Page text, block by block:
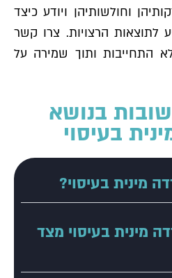
וחולשותיהן ויודע כיצד
לתוצאות הרצויות. צרו קשר
התחייבות ותוך שמירה על
בנושא
בעיסוי
מינית בעיסוי?
מינית בעיסוי מצד